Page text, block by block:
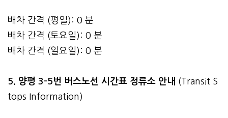
배차 간격 (평일): 0 분
배차 간격 (토요일): 0 분
배차 간격 (일요일): 0 분
5. 양평 3-5번 버스노선 시간표 정류소 안내 (Transit S
tops Information)